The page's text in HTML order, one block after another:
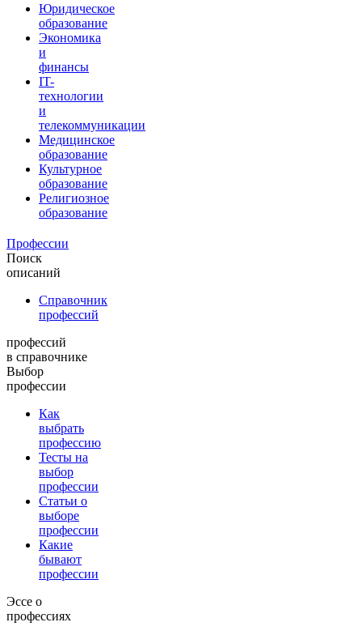
Юридическое
образование
Экономика
и
финансы
IT-
технологии
и
телекоммуникации
Медицинское
образование
Культурное
образование
Религиозное
образование
Профессии
Поиск
описаний
Справочник
профессий
профессий
в справочнике
Выбор
профессии
Как
выбрать
профессию
Тесты на
выбор
профессии
Статьи о
выборе
профессии
Какие
бывают
профессии
Эссе о
профессиях